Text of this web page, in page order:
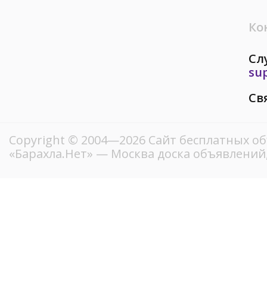
Copyright © 2004—2026 Сайт бесплатных
«Барахла.Нет» — Москва доска